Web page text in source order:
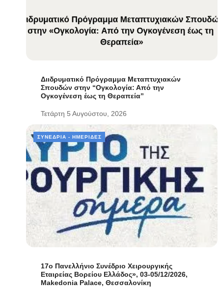
Διιδρυματικό Πρόγραμμα Μεταπτυχιακών
Σπουδών στην “Ογκολογία: Από την
Ογκογένεση έως τη Θεραπεία”
Τετάρτη 5 Αυγούστου, 2026
ΣΥΝΈΔΡΙΑ - ΗΜΕΡΊΔΕΣ
17ο Πανελλήνιο Συνέδριο Χειρουργικής
Εταιρείας Βορείου Ελλάδος», 03-05/12/2026,
Makedonia Palace, Θεσσαλονίκη